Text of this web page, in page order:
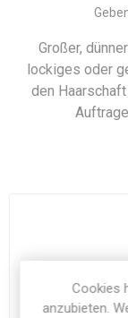
Großer,
lockiges oder
den
Cookies
anzubieten.